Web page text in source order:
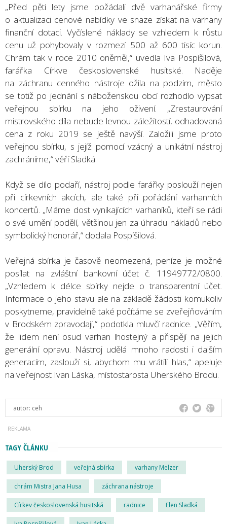
„Před pěti lety jsme požádali dvě varhanářské firmy
o aktualizaci cenové nabídky ve snaze získat na varhany
finanční dotaci. Vyčíslené náklady se vzhledem k růstu
cenu už pohybovaly v rozmezí 500 až 600 tisíc korun.
Chrám tak v roce 2010 oněměl,“ uvedla Iva Pospíšilová,
farářka Církve československé husitské. Naděje
na záchranu cenného nástroje ožila na podzim, město
se totiž po jednání s náboženskou obcí rozhodlo vypsat
veřejnou sbírku na jeho oživení. „Zrestaurování
mistrovského díla nebude levnou záležitostí, odhadovaná
cena z roku 2019 se ještě navýší. Založili jsme proto
veřejnou sbírku, s jejíž pomocí vzácný a unikátní nástroj
zachráníme,“ věří Sladká.
Když se dílo podaří, nástroj podle farářky poslouží nejen
při církevních akcích, ale také při pořádání varhanních
koncertů. „Máme dost vynikajících varhaníků, kteří se rádi
o své umění podělí, většinou jen za úhradu nákladů nebo
symbolický honorář,“ dodala Pospíšilová.
Veřejná sbírka je časově neomezená, peníze je možné
posílat na zvláštní bankovní účet č. 11949772/0800.
„Vzhledem k délce sbírky nejde o transparentní účet.
Informace o jeho stavu ale na základě žádosti komukoliv
poskytneme, pravidelně také počítáme se zveřejňováním
v Brodském zpravodaji,“ podotkla mluvčí radnice. „Věřím,
že lidem není osud varhan lhostejný a přispějí na jejich
generální opravu. Nástroj udělá mnoho radosti i dalším
generacím, zaslouží si, abychom mu vrátili hlas,“ apeluje
na veřejnost Ivan Láska, místostarosta Uherského Brodu.
autor: ceh
TAGY ČLÁNKU
Uherský Brod veřejná sbírka varhany Melzer
chrám Mistra Jana Husa záchrana nástroje
Církev československá husitská radnice Elen Sladká